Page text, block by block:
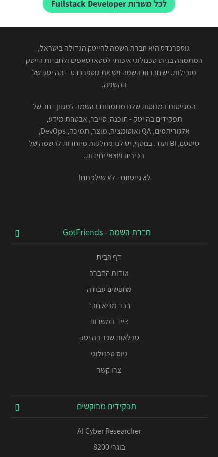
לכל משרות Fullstack Developer
גוטפרנדס היא חברת השמה להייטק הגדולה בישראל,
המתמחה בגיוס טכנולוגי איכותי לסטארטאפים ולחברות הייטק
מובילות. יש חברות השמה ויש את גוטפרנדס – ההייטק של
ההשמה.
המגייסות המנוסות שלנו מתמחות בהשמה למגוון רחב של
תפקידים בהייטק - תוכנה, סייבר, אבטחת מידע,
אלגוריתמים, QA ואוטומציה, מוצר, תמיכה, DevOps,
סיסטם, BI ועוד. בנוסף, יש לנו מחלקות מיוחדות להשמה של
בכירים ויוצאי יחידות.
לא גייסתם - לא שילמתם!
חברת השמה - GotFriends
דף הבית
אודות החברה
מחפשים עבודה
חבר מביא חבר
צייד המשרות
טבלאות שכר בהייטק
גיוס טכנולוגי
צרו קשר
תפקידים מבוקשים
AI Cyber Researcher
בוגרי 8200